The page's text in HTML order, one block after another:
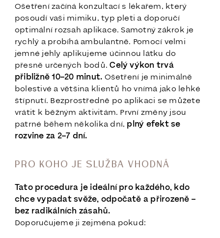
Ošetření začíná konzultací s lékařem, který
posoudí vaši mimiku, typ pleti a doporučí
optimální rozsah aplikace. Samotný zákrok je
rychlý a probíhá ambulantně. Pomocí velmi
jemné jehly aplikujeme účinnou látku do
přesně určených bodů.Celý výkon trvá
přibližně 10–20 minut. Ošetření je minimálně
bolestivé a většina klientů ho vnímá jako lehké
štípnutí. Bezprostředně po aplikaci se můžete
vrátit k běžným aktivitám. První změny jsou
patrné během několika dní, plný efekt se
rozvine za 2–7 dní.
PRO KOHO JE SLUŽBA VHODNÁ
Tato procedura je ideální pro každého, kdo
chce vypadat svěže, odpočatě a přirozeně –
bez radikálních zásahů.
Doporučujeme ji zejména pokud: